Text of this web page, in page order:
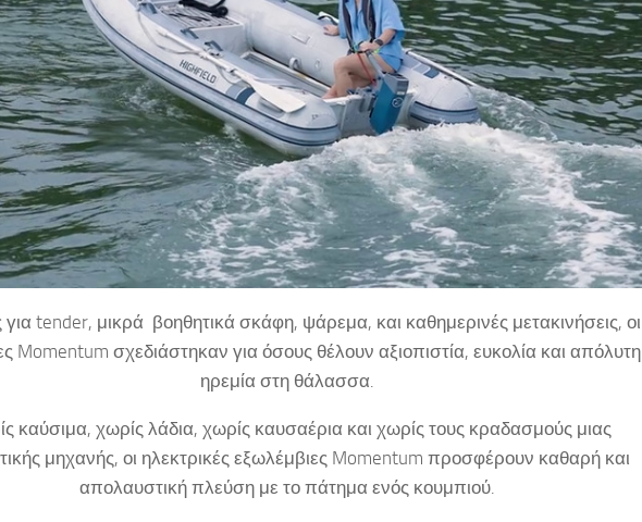
για tender, μικρά βοηθητικά σκάφη, ψάρεμα, και καθημερινές μετακινήσεις, οι
Momentum σχεδιάστηκαν για όσους θέλουν αξιοπιστία, ευκολία και απόλυτη
ηρεμία στη θάλασσα.
καύσιμα, χωρίς λάδια, χωρίς καυσαέρια και χωρίς τους κραδασμούς μιας
μηχανής, οι ηλεκτρικές εξωλέμβιες Momentum προσφέρουν καθαρή και
απολαυστική πλεύση με το πάτημα ενός κουμπιού.